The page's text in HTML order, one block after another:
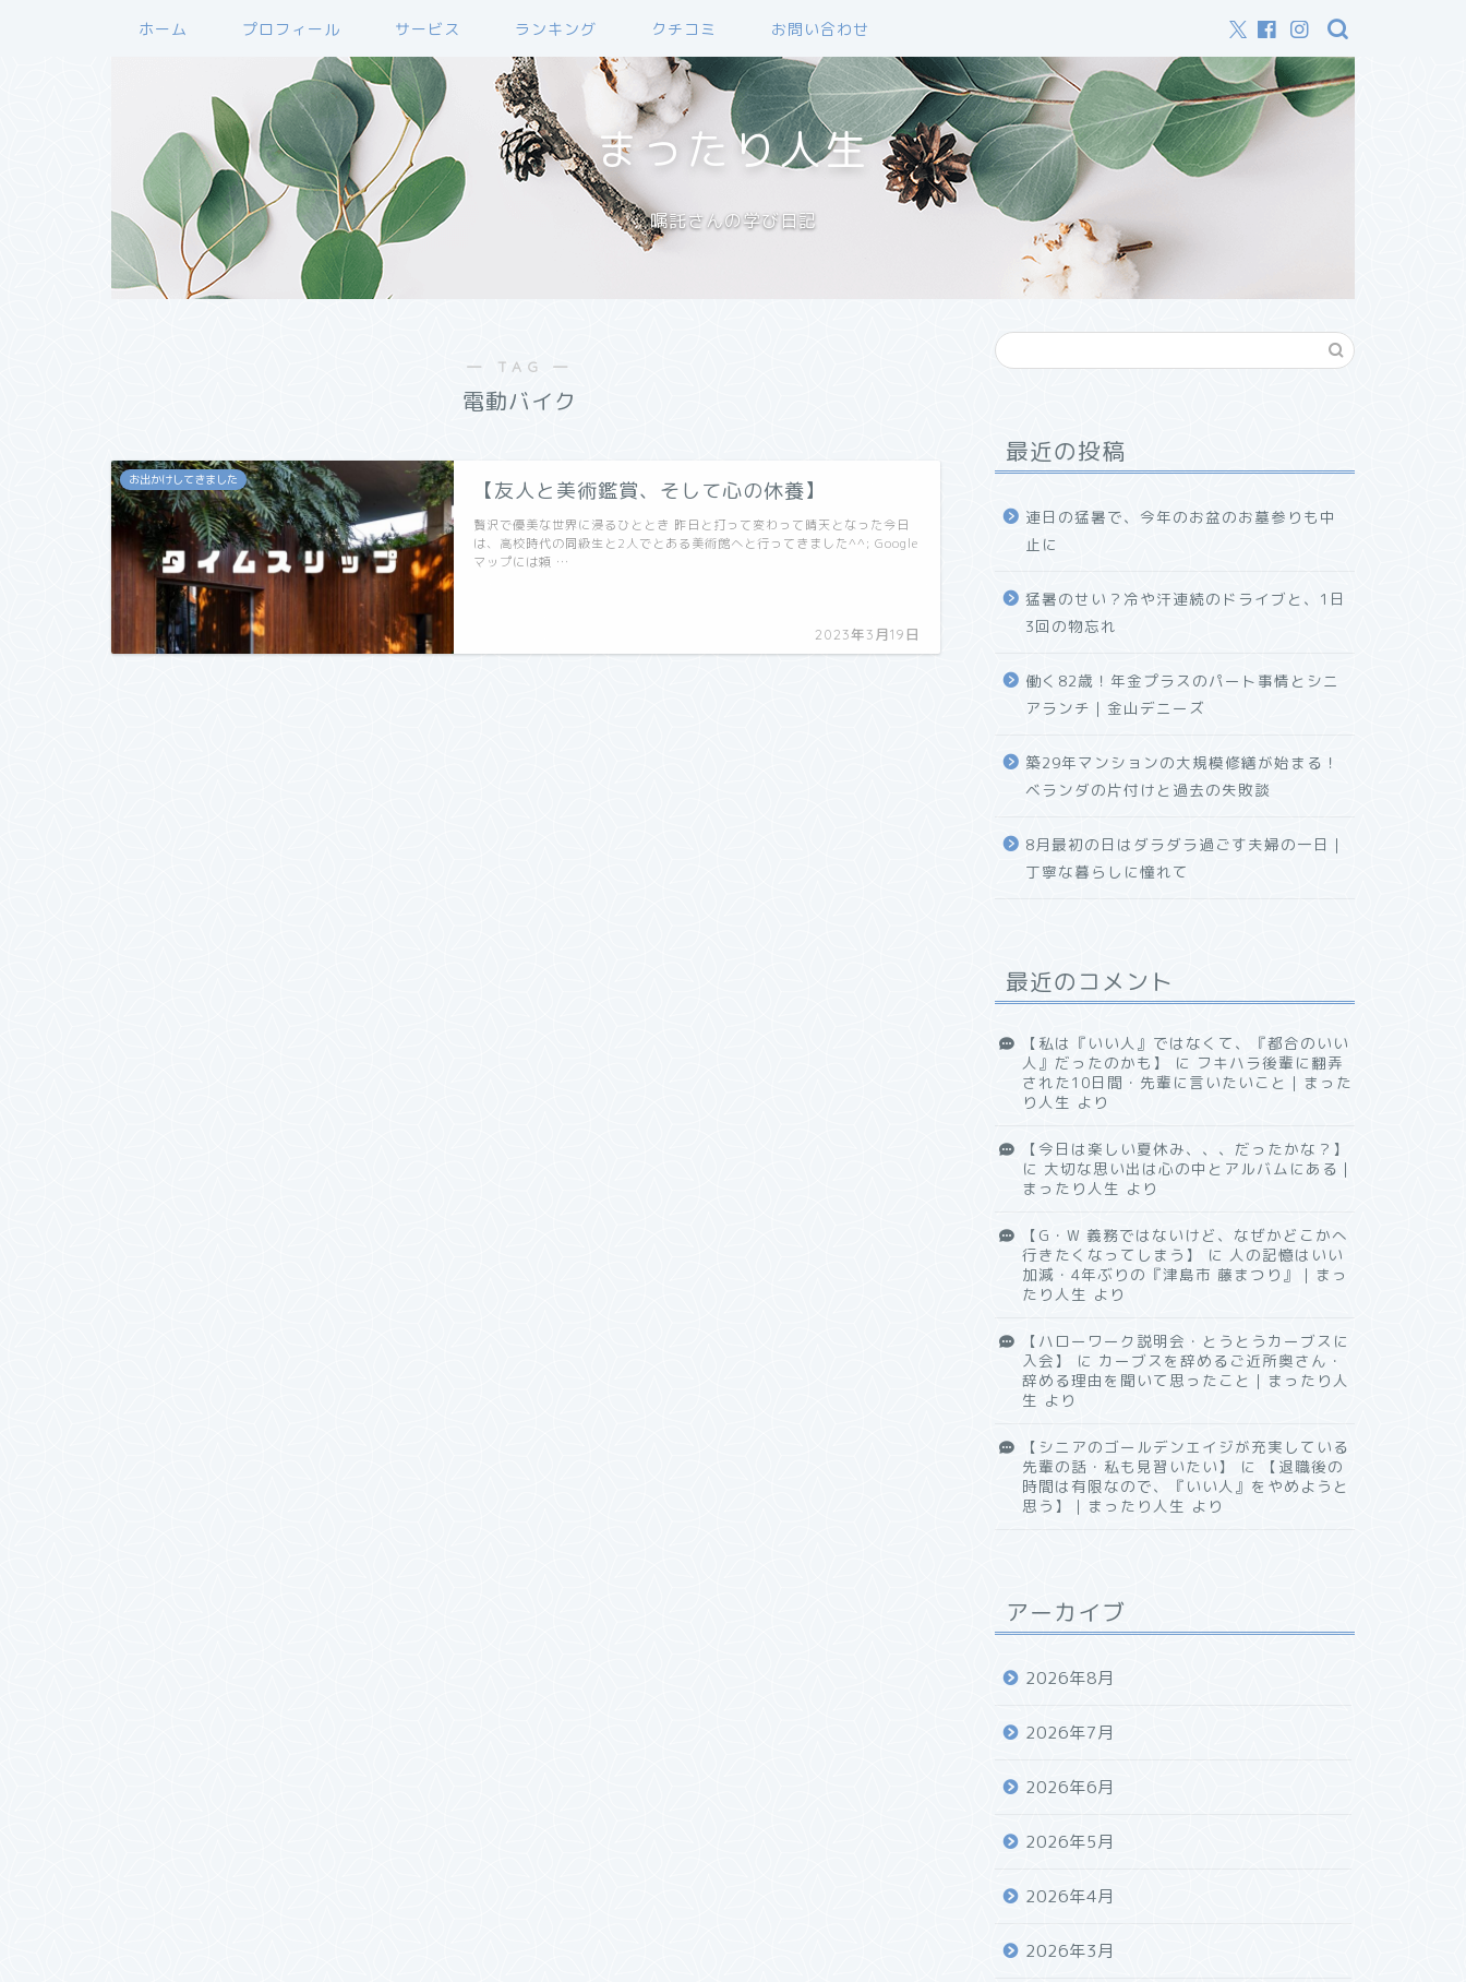
ホーム プロフィール サービス ランキング クチコミ お問い合わせ
まったり人生
嘱託さんの学び日記
― TAG ―
電動バイク
お出かけしてきました 【友人と美術鑑賞、そして心の休養】
2023年3月19日
贅沢で優美な世界に浸るひととき 昨日と打って変わって晴天となった今日
は、高校時代の同級生と2人でとある美術館へと行ってきました^^; Google
マップには頼 …
最近の投稿
連日の猛暑で、今年のお盆のお墓参りも中
止に
猛暑のせい？冷や汗連続のドライブと、1日
3回の物忘れ
働く82歳！年金プラスのパート事情とシニ
アランチ｜金山デニーズ
築29年マンションの大規模修繕が始まる！
ベランダの片付けと過去の失敗談
8月最初の日はダラダラ過ごす夫婦の一日｜
丁寧な暮らしに憧れて
最近のコメント
【私は『いい人』ではなくて、『都合のいい
人』だったのかも】
に フキハラ後輩に翻弄
された10日間・先輩に言いたいこと｜まった
り人生 より
【今日は楽しい夏休み、、、だったかな？】
に 大切な思い出は心の中とアルバムにある｜
まったり人生 より
【G・W 義務ではないけど、なぜかどこかへ
行きたくなってしまう】
に 人の記憶はいい
加減・4年ぶりの『津島市 藤まつり』｜まっ
たり人生 より
【ハローワーク説明会・とうとうカーブスに
入会】
に カーブスを辞めるご近所奥さん・
辞める理由を聞いて思ったこと｜まったり人
生 より
【シニアのゴールデンエイジが充実している
先輩の話・私も見習いたい】
に
【退職後の
時間は有限なので、『いい人』をやめようと
思う】｜まったり人生 より
アーカイブ
2026年8月
2026年7月
2026年6月
2026年5月
2026年4月
2026年3月